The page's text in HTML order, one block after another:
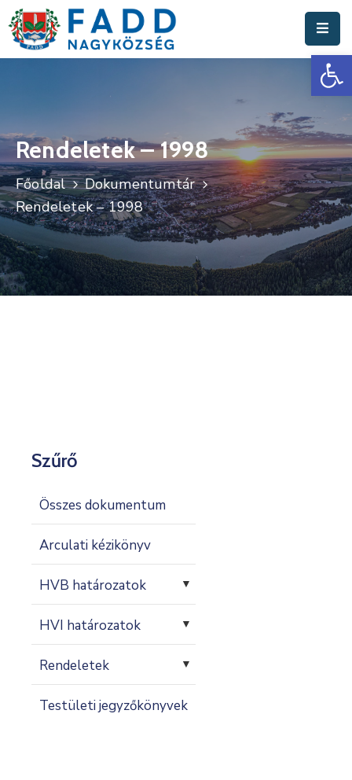
Hivatal
Fadd
Nagyközség
Turisztika
Választási
Információk
Rendeletek – 1998
Főoldal
Dokumentumtár
Rendeletek – 1998
Szűrő
Összes dokumentum
Arculati kézikönyv
HVB határozatok ▼
HVI határozatok ▼
Rendeletek ▼
Testületi jegyzőkönyvek